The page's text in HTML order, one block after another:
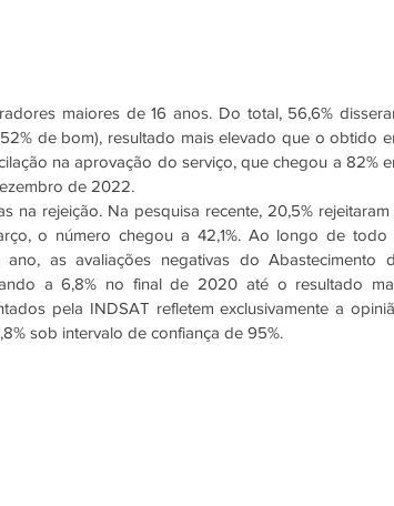
maiores de 16 anos. Do total, 56,6%
de bom), resultado mais elevado que o obtido
na aprovação do serviço, que chegou a 82%
de 2022.
na rejeição. Na pesquisa recente, 20,5% rejeitaram
o número chegou a 42,1%. Ao longo de todo
as avaliações negativas do Abastecimento
a 6,8% no final de 2020 até o resultado
pela INDSAT refletem exclusivamente a
sob intervalo de confiança de 95%.